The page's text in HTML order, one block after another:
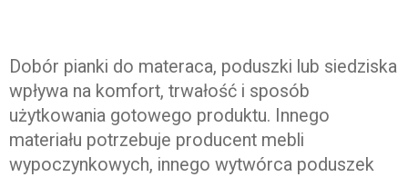
Dobór pianki do materaca, poduszki lub siedziska
wpływa na komfort, trwałość i sposób
użytkowania gotowego produktu. Innego
materiału potrzebuje producent mebli
wypoczynkowych, innego wytwórca poduszek